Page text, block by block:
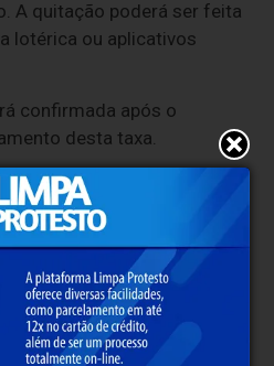
A quitação poderá ser feita
lotérica ou aplicativos
confirmada após o
desta taxa.
provas do Enem está
8 e 15 de novembro.
ampliar o número de locais
cerca de 10 mil, em todo